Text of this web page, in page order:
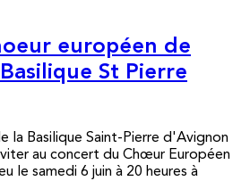
européen de
St Pierre
la Basilique Saint-Pierre d'Avignon
au concert du Chœur Européen
le samedi 6 juin à 20 heures à